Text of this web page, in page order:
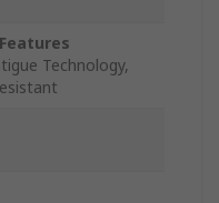
Technology,